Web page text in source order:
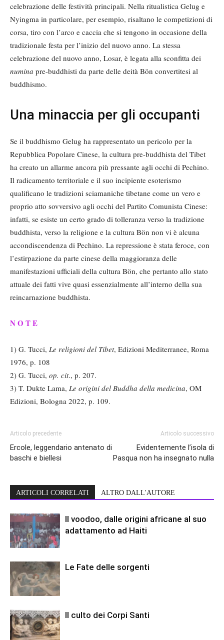
celebrazione delle festività principali. Nella ritualistica Gelug e
Nyingma in particolare, per esempio, risaltano le competizioni di
corsa, tiro con l’arco e caccia che si tengono in occasione della
tradizionale festa per l’inizio del nuovo anno. La stessa
celebrazione del nuovo anno, Losar, è legata alla sconfitta dei
numina pre-buddhisti da parte delle deità Bön convertitesi al
buddhismo.
Una minaccia per gli occupanti
Se il buddhismo Gelug ha rappresentato un pericolo per la
Repubblica Popolare Cinese, la cultura pre-buddhista del Tibet
ha creato un allarme ancora più pressante agli occhi di Pechino.
Il radicamento territoriale e il suo incipiente esoterismo
qualificano le tradizioni sciamaniche tibetane come un vero e
proprio atto sovversivo agli occhi del Partito Comunista Cinese:
infatti, se esiste un certo grado di tolleranza verso la tradizione
buddhista, verso la religione e la cultura Bön non vi è alcuna
accondiscendenza di Pechino. La repressione è stata feroce, con
l’estirpazione da parte cinese della maggioranza delle
manifestazioni ufficiali della cultura Bön, che pertanto allo stato
attuale dei fatti vive quasi essenzialmente all’interno della sua
reincarnazione buddhista.
N O T E
1) G. Tucci, Le religioni del Tibet, Edizioni Mediterranee, Roma
1976, p. 108
2) G. Tucci, op. cit., p. 207.
3) T. Dukte Lama, Le origini del Buddha della medicina, OM
Edizioni, Bologna 2022, p. 109.
Articolo precedente
Ercole, leggendario antenato di
baschi e biellesi
Articolo successivo
Evidentemente l’isola di
Pasqua non ha insegnato nulla
ARTICOLI CORRELATI ALTRO DALL'AUTORE
Il voodoo, dalle origini africane al suo
adattamento ad Haiti
Le Fate delle sorgenti
Il culto dei Corpi Santi